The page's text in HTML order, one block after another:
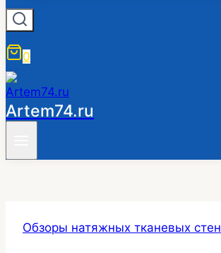
0
Artem74.ru
Обзоры натяжных тканевых стен